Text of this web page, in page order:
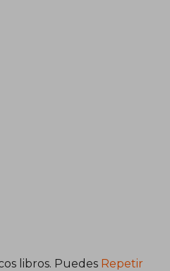
libros. Puedes Repetir